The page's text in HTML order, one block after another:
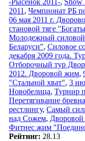
2011 , Чемпионат РБ
06 мая 2011 г.
становой тяге
Молодежный
Беларуси", Силовое
декабря 2009 года.
Отборочный тур
2012. Дворовой жим,
"Стальной хват", 3
Новобелица, Турнир
Перетягивание бревна
рестлингу, Самый
над Сожем,
Фитнес жим
Рейтинг: 28.13